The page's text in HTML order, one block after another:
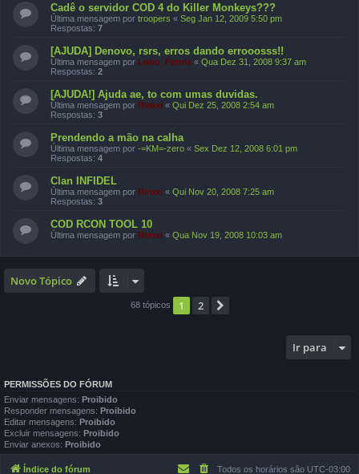
Cadê o servidor COD 4 do Killer Monkeys???
Última mensagem por troopers « Seg Jan 12, 2009 5:50 pm
Respostas: 7
[AJUDA] Denovo, rsrs, erros dando errooosss!!
Última mensagem por Lobo_Fenris « Qua Dez 31, 2008 9:37 am
Respostas: 2
[AJUDA!] Ajuda ae, to com umas duvidas.
Última mensagem por Riroxi « Qui Dez 25, 2008 2:54 am
Respostas: 3
Prendendo a mão na calha
Última mensagem por -=KM=-zero « Sex Dez 12, 2008 6:01 pm
Respostas: 4
Clan INFIDEL
Última mensagem por Riroxi « Qui Nov 20, 2008 7:25 am
Respostas: 3
COD RCON TOOL 10
Última mensagem por Riroxi « Qua Nov 19, 2008 10:03 am
Novo Tópico
68 tópicos 1 2
Ir para
PERMISSÕES DO FÓRUM
Enviar mensagens: Proibido
Responder mensagens: Proibido
Editar mensagens: Proibido
Excluir mensagens: Proibido
Enviar anexos: Proibido
Índice do fórum Todos os horários são UTC-03:00